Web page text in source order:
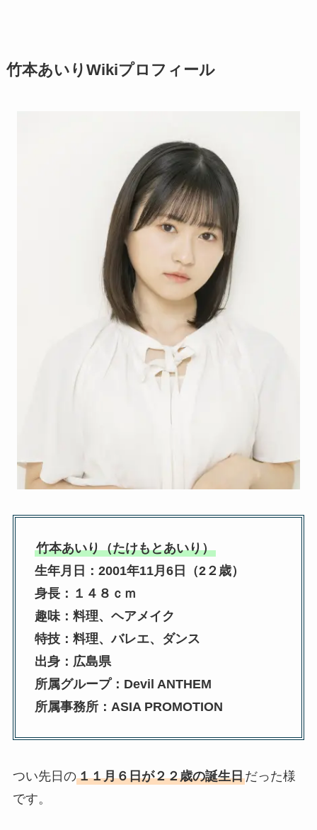
竹本あいりWikiプロフィール
竹本あいり（たけもとあいり）
生年月日：2001年11月6日（2２歳）
身長：１４８ｃｍ
趣味：料理、ヘアメイク
特技：料理、バレエ、ダンス
出身：広島県
所属グループ：Devil ANTHEM
所属事務所：ASIA PROMOTION
つい先日の１１月６日が２２歳の誕生日だった様
です。